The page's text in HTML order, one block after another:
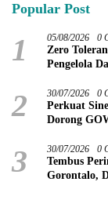
Popular Post
1 05/08/2026 0
Zero
Pengelola
2 30/07/2026 0
Perkuat
Dorong
3 30/07/2026 0
Tembus
Gorontalo,